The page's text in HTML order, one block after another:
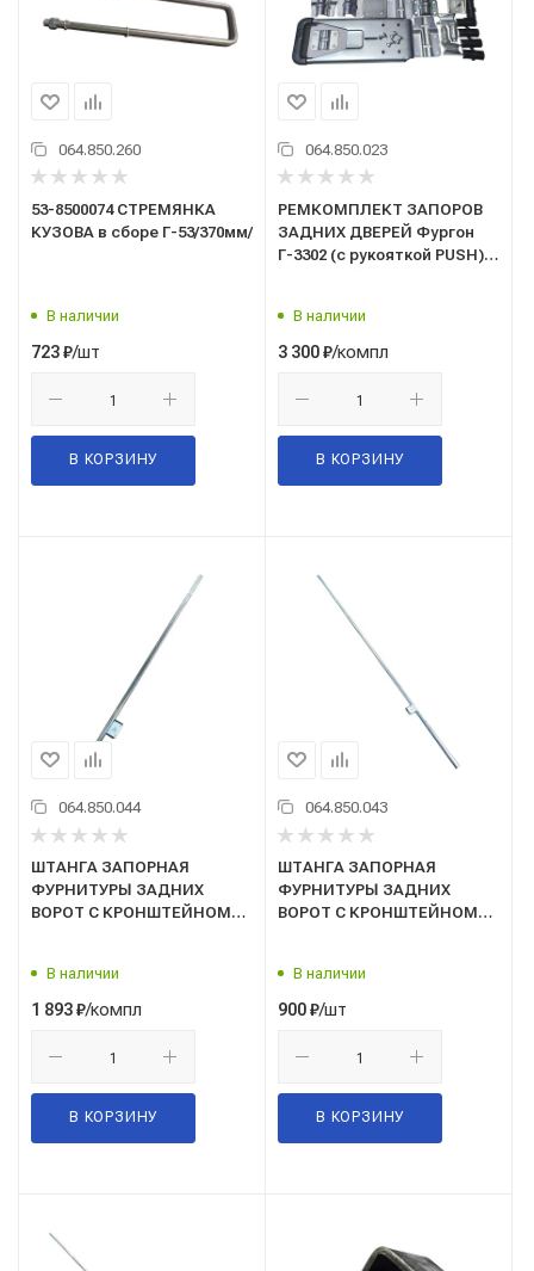
064.850.260
53-8500074 СТРЕМЯНКА
КУЗОВА в сборе Г-53/370мм/
В наличии
723₽/шт
В КОРЗИНУ
064.850.023
РЕМКОМПЛЕКТ ЗАПОРОВ
ЗАДНИХ ДВЕРЕЙ Фургон
Г-3302 (с рукояткой PUSH)
В наличии
3 300₽/компл
В КОРЗИНУ
064.850.044
ШТАНГА ЗАПОРНАЯ
ФУРНИТУРЫ ЗАДНИХ
ВОРОТ С КРОНШТЕЙНОМ
Сележ/
В наличии
1 893₽/компл
В КОРЗИНУ
064.850.043
ШТАНГА ЗАПОРНАЯ
ФУРНИТУРЫ ЗАДНИХ
ВОРОТ С КРОНШТЕЙНОМ
В наличии
900₽/шт
В КОРЗИНУ